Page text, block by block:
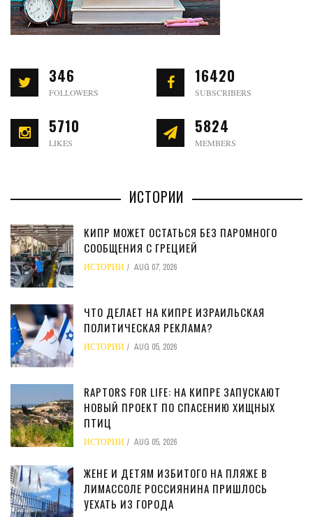
346
FOLLOWERS
16420
SUBSCRIBERS
5710
LIKES
5824
MEMBERS
ИСТОРИИ
КИПР МОЖЕТ ОСТАТЬСЯ БЕЗ ПАРОМНОГО
СООБЩЕНИЯ С ГРЕЦИЕЙ
ИСТОРИИ AUG 07, 2026
ЧТО ДЕЛАЕТ НА КИПРЕ ИЗРАИЛЬСКАЯ
ПОЛИТИЧЕСКАЯ РЕКЛАМА?
ИСТОРИИ AUG 05, 2026
RAPTORS FOR LIFE: НА КИПРЕ ЗАПУСКАЮТ
НОВЫЙ ПРОЕКТ ПО СПАСЕНИЮ ХИЩНЫХ
ПТИЦ
ИСТОРИИ AUG 05, 2026
ЖЕНЕ И ДЕТЯМ ИЗБИТОГО НА ПЛЯЖЕ В
ЛИМАССОЛЕ РОССИЯНИНА ПРИШЛОСЬ
УЕХАТЬ ИЗ ГОРОДА